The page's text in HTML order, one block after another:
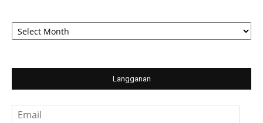
Arsip
Berita
Langganan
Email